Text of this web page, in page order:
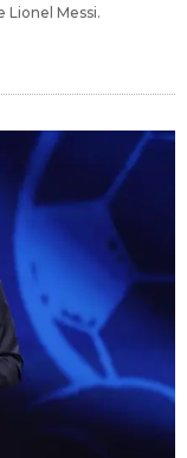
Lionel Messi.